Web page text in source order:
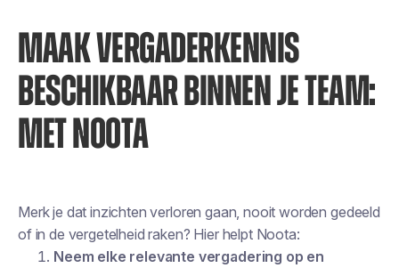
MAAK VERGADERKENNIS
BESCHIKBAAR BINNEN JE TEAM:
MET NOOTA
Merk je dat inzichten verloren gaan, nooit worden gedeeld
of in de vergetelheid raken? Hier helpt Noota:
Neem elke relevante vergadering op en